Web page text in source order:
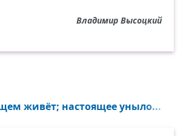
Владимир Высоцкий
живёт; настоящее уныло...